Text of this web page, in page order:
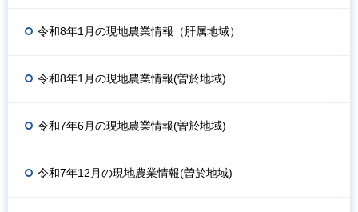
令和8年1月の現地農業情報（肝属地域）
令和8年1月の現地農業情報(曽於地域)
令和7年6月の現地農業情報(曽於地域)
令和7年12月の現地農業情報(曽於地域)